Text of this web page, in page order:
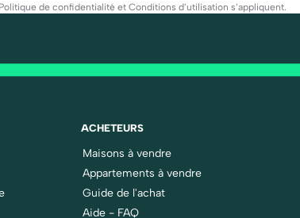
Politique de confidentialitéet Conditions d’utilisation s’appliquent.
ACHETEURS
Maisons à vendre
Appartements à vendre
Guide de l'achat
Aide - FAQ